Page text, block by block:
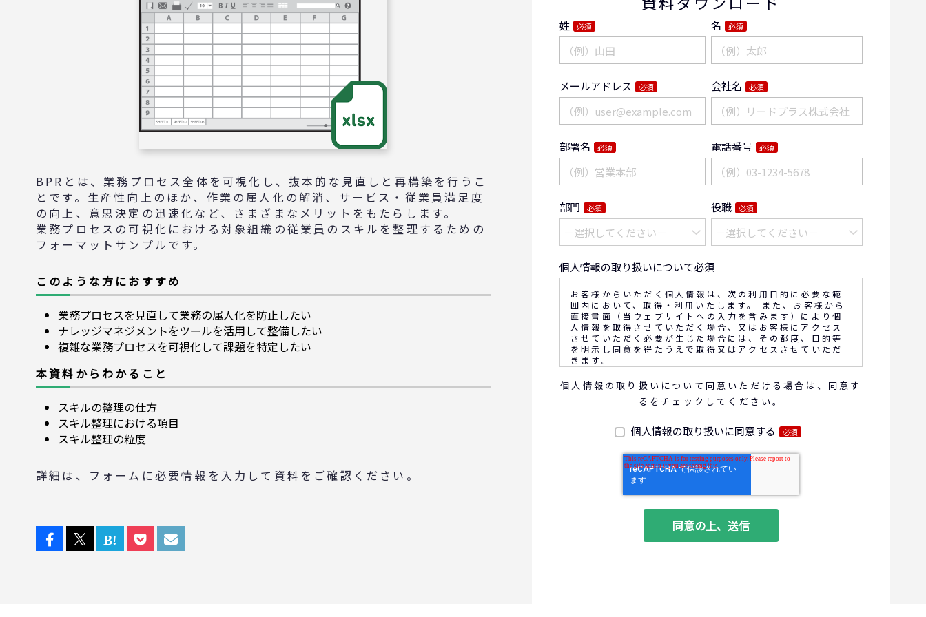
BPRとは、業務プロセス全体を可視化し、抜本的な見直しと再構築を行うこ
とです。生産性向上のほか、作業の属人化の解消、サービス・従業員満足度
の向上、意思決定の迅速化など、さまざまなメリットをもたらします。
業務プロセスの可視化における対象組織の従業員のスキルを整理するための
フォーマットサンプルです。
このような方におすすめ
業務プロセスを見直して業務の属人化を防止したい
ナレッジマネジメントをツールを活用して整備したい
複雑な業務プロセスを可視化して課題を特定したい
本資料からわかること
スキルの整理の仕方
スキル整理における項目
スキル整理の粒度
詳細は、フォームに必要情報を入力して資料をご確認ください。
姓 必須 名 必須
メールアドレス 必須 会社名 必須
部署名 必須 電話番号 必須
部門 必須 役職 必須
個人情報の取り扱いについて必須
お客様からいただく個人情報は、次の利用目的に必要な範
囲内において、取得・利用いたします。 また、お客様から
直接書面（当ウェブサイトへの入力を含みます）により個
人情報を取得させていただく場合、又はお客様にアクセス
させていただく必要が生じた場合には、その都度、目的等
を明示し同意を得たうえで取得又はアクセスさせていただ
きます。
なお、通話内容の確認や応対品質の評価・研修を通じて顧
客満足の向上を図るために、お客様との通話内容を書面、
◆個人情報の利用目的
(1) お問い合わせいただいた内容やご相談に対応するため
(2) 商品・サービスの提案、商談、契約の履行、その他業
務上必要な事務連絡を行うため
(4) ダイレクトメール、電子メール、電話等による商品・
サービスに関する情報の提供やイベント、セミナー、展示
個人情報の取り扱いについて同意いただける場合は、同意す
るをチェックしてください。
個人情報の取り扱いに同意する 必須